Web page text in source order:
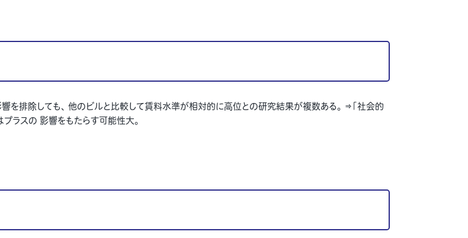
を排除しても、 他のビルと比較して賃料水準が相対的に高位との研究結果が複数ある。 ⇒ 「社会的
プラスの 影響をもたらす可能性大。